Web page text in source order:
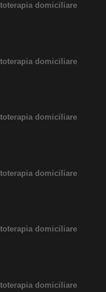
domiciliare
domiciliare
domiciliare
domiciliare
domiciliare
domiciliare